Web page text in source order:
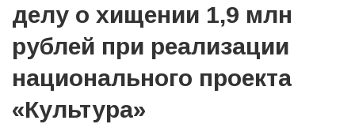
делу о хищении 1,9 млн
рублей при реализации
национального проекта
«Культура»